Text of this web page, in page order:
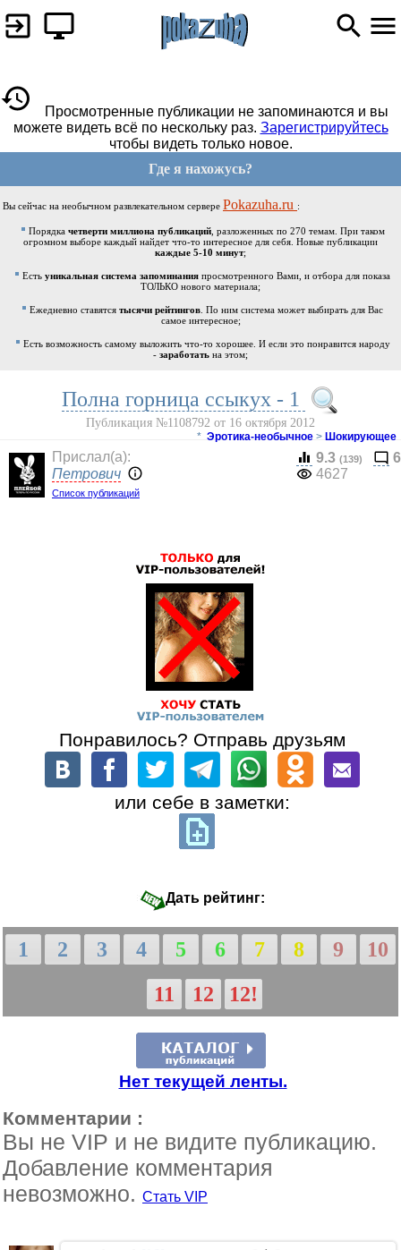
Просмотренные публикации не запоминаются и вы
можете видеть всё по нескольку раз. Зарегистрируйтесь
чтобы видеть только новое.
Где я нахожусь?
Вы сейчас на необычном развлекательном сервере Pokazuha.ru :
Порядка четверти миллиона публикаций, разложенных по 270 темам. При таком
огромном выборе каждый найдет что-то интересное для себя. Новые публикации
каждые 5-10 минут;
Есть уникальная система запоминания просмотренного Вами, и отбора для показа
ТОЛЬКО нового материала;
Ежедневно ставятся тысячи рейтингов . По ним система может выбирать для Вас
самое интересное;
Есть возможность самому выложить что-то хорошее. И если это понравится народу
- заработать на этом;
Полна горница ссыкух - 1
Публикация №1108792 от 16 октября 2012
* Эротика-необычное > Шокирующее
Прислал(a):
Петрович
Список публикаций
9.3 (139)
6
4627
Понравилось? Отправь друзьям
или себе в заметки:
Дать рейтинг:
1 2 3 4 5 6 7 8 9
10
11
12 12!
Нет текущей ленты.
Комментарии :
Вы не VIP и не видите публикацию.
Добавление комментария
невозможно. Стать VIP